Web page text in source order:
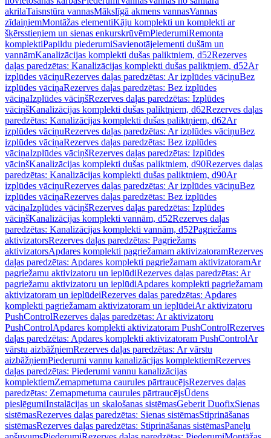
akrilaTaisnstūra vannasMākslīgā akmens vannasVannas
zīdaiņiemMontāžas elementiKāju komplekti un komplekti ar
šķērsstieņiem un sienas enkurskrūvēmPiederumiRemonta
komplektiPapildu piederumiSavienotājelementi dušām un
vannāmKanalizācijas komplekti dušas paliktņiem, d52Rezerves
daļas paredzētas: Kanalizācijas komplekti dušas paliktņiem, d52Ar
izplūdes vāciņuRezerves daļas paredzētas: Ar izplūdes vāciņuBez
izplūdes vāciņaRezerves daļas paredzētas: Bez izplūdes
vāciņaIzplūdes vāciņšRezerves daļas paredzētas: Izplūdes
vāciņšKanalizācijas komplekti dušas paliktņiem, d62Rezerves daļas
paredzētas: Kanalizācijas komplekti dušas paliktņiem, d62Ar
izplūdes vāciņuRezerves daļas paredzētas: Ar izplūdes vāciņuBez
izplūdes vāciņaRezerves daļas paredzētas: Bez izplūdes
vāciņaIzplūdes vāciņšRezerves daļas paredzētas: Izplūdes
vāciņšKanalizācijas komplekti dušas paliktņiem, d90Rezerves daļas
paredzētas: Kanalizācijas komplekti dušas paliktņiem, d90Ar
izplūdes vāciņuRezerves daļas paredzētas: Ar izplūdes vāciņuBez
izplūdes vāciņaRezerves daļas paredzētas: Bez izplūdes
vāciņaIzplūdes vāciņšRezerves daļas paredzētas: Izplūdes
vāciņšKanalizācijas komplekti vannām, d52Rezerves daļas
paredzētas: Kanalizācijas komplekti vannām, d52Pagriežams
aktivizatorsRezerves daļas paredzētas: Pagriežams
aktivizatorsApdares komplekti pagriežamam aktivizatoramRezerves
daļas paredzētas: Apdares komplekti pagriežamam aktivizatoramAr
pagriežamu aktivizatoru un ieplūdiRezerves daļas paredzētas: Ar
pagriežamu aktivizatoru un ieplūdiApdares komplekti pagriežamam
aktivizatoram un ieplūdeiRezerves daļas paredzētas: Apdares
komplekti pagriežamam aktivizatoram un ieplūdeiAr aktivizatoru
PushControlRezerves daļas paredzētas: Ar aktivizatoru
PushControlApdares komplekti aktivizatoram PushControlRezerves
daļas paredzētas: Apdares komplekti aktivizatoram PushControlAr
vārstu aizbāžņiemRezerves daļas paredzētas: Ar vārstu
aizbāžņiemPiederumi vannu kanalizācijas komplektiemRezerves
daļas paredzētas: Piederumi vannu kanalizācijas
komplektiemZemapmetuma caurules pārtraucējsRezerves daļas
paredzētas: Zemapmetuma caurules pārtraucējsŪdens
pieslēgumiInstalācijas un skalošanas sistēmasGeberit DuofixSienas
sistēmasRezerves daļas paredzētas: Sienas sistēmasStiprināšanas
sistēmasRezerves daļas paredzētas: Stiprināšanas sistēmasPaneļu